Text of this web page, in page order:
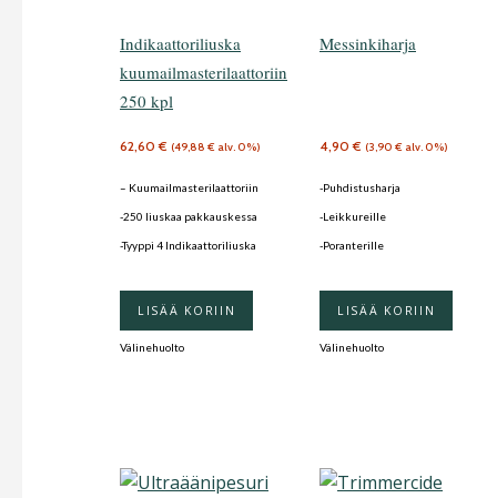
Indikaattoriliuska
kuumailmasterilaattoriin
250 kpl
62,60€ (49,88 € alv. 0%)
– Kuumailmasterilaattoriin
-250 liuskaa pakkauskessa
-Tyyppi 4 Indikaattoriliuska
LISÄÄ KORIIN
Välinehuolto
Messinkiharja
4,90€ (3,90 € alv. 0%)
-Puhdistusharja
-Leikkureille
-Poranterille
LISÄÄ KORIIN
Välinehuolto